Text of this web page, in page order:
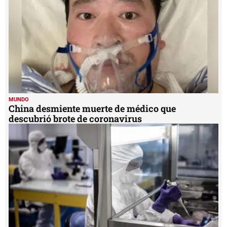
MUNDO
China desmiente muerte de médico que
descubrió brote de coronavirus